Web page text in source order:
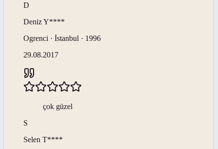
D
DenizY****
Ogrenci · İstanbul · 1996
29.08.2017
çok güzel
S
Selen T****